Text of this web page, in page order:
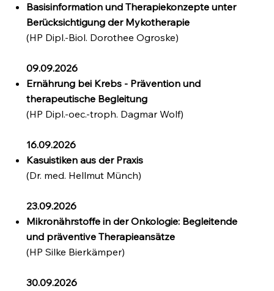
Basisinformation und Therapiekonzepte unter
Berücksichtigung der Mykotherapie
(HP Dipl.-Biol. Dorothee Ogroske)
09.09.2026
Ernährung bei Krebs - Prävention und
therapeutische Begleitung
(HP Dipl.-oec.-troph. Dagmar Wolf)
16.09.2026
Kasuistiken aus der Praxis
(Dr. med. Hellmut Münch)
23.09.2026
Mikronährstoffe in der Onkologie: Begleitende
und präventive Therapieansätze
(HP Silke Bierkämper)
30.09.2026